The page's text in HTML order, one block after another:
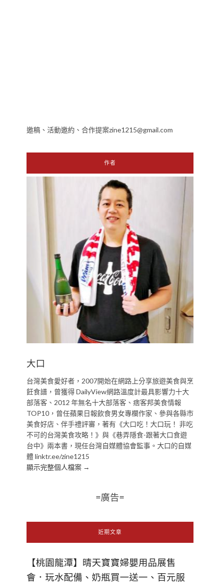
邀稿、活動邀約、合作提案zine1215@gmail.com
作者
大口
台灣美食愛好者，2007開始在網路上分享旅遊美食與烹
飪食譜，曾獲得 DailyView網路溫度計最具影響力十大
部落客、2012 年無名十大部落客、痞客邦美食情報
TOP10，曾任蘋果日報飲食男女專欄作家、參與各縣市
美食好店、伴手禮評審，著有《大口吃！大口玩！ 非吃
不可的台灣美食攻略！》與《巷弄隱食-跟著大口食遊
台中》兩本書，現任台灣自媒體協會監事。大口的自媒
體 linktr.ee/zine1215
顯示完整個人檔案 →
=廣告=
近期文章
【桃園龍潭】晴天寶寶婦嬰用品展售
會．玩水配備、奶瓶買一送一、百元服